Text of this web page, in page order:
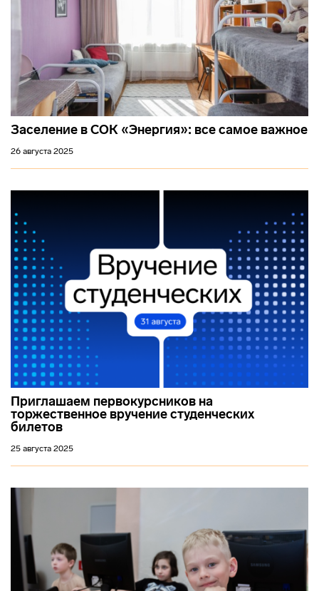
Заселение в СОК «Энергия»: все самое важное
26 августа 2025
Приглашаем первокурсников на
торжественное вручение студенческих
билетов
25 августа 2025